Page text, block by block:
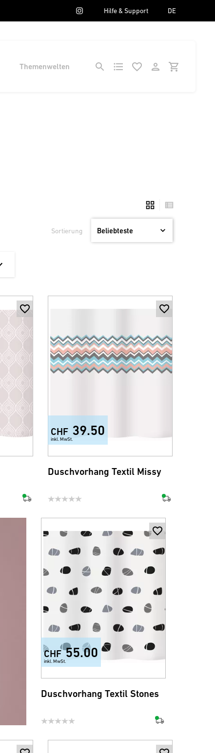
Hilfe & Support DE
Themenwelten
Sortierung
CHF 39.50
inkl. MwSt.
Duschvorhang Textil Missy
CHF 55.00
inkl. MwSt.
Duschvorhang Textil Stones